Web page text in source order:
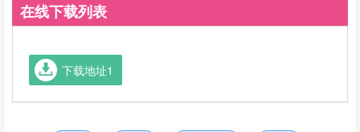
在线下载列表
下载地址1